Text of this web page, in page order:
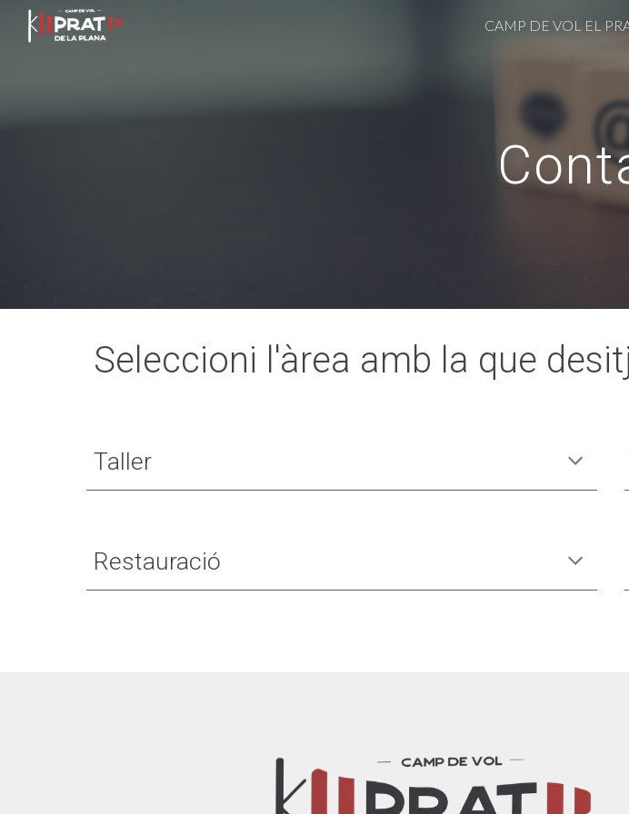
Skip to main contentCAMP DE VOL EL
Seleccioni l'àrea amb la que
Taller
Restauració